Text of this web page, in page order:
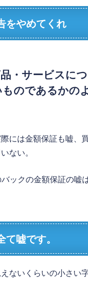
をやめてくれ
・サービスに
のであるかの
には金額保証も嘘、
ない。
ックの金額保証の嘘
嘘です。
ないくらいの小さい